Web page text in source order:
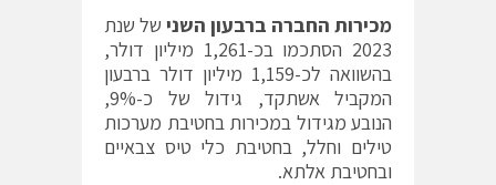
מכירות החברה ברבעון השני של שנת
2023 הסתכמו בכ-1,261 מיליון דולר,
בהשוואה לכ-1,159 מיליון דולר ברבעון
המקביל אשתקד, גידול של כ-9%,
הנובע מגידול במכירות בחטיבת מערכות
טילים וחלל, בחטיבת כלי טיס צבאיים
ובחטיבת אלתא.